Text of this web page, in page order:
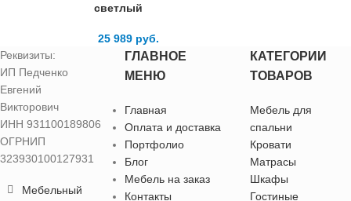
светлый
25 989 руб.
Реквизиты:
ИП Педченко
Евгений
Викторович
ИНН 931100189806
ОГРНИП
323930100127931
Мебельный
ГЛАВНОЕ
МЕНЮ
Главная
Оплата и доставка
Портфолио
Блог
Мебель на заказ
Контакты
КАТЕГОРИИ
ТОВАРОВ
Мебель для
спальни
Кровати
Матрасы
Шкафы
Гостиные